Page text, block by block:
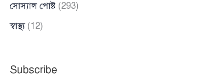
সোস্যাল পোষ্ট (293)
স্বাস্থ্য(12)
Subscribe